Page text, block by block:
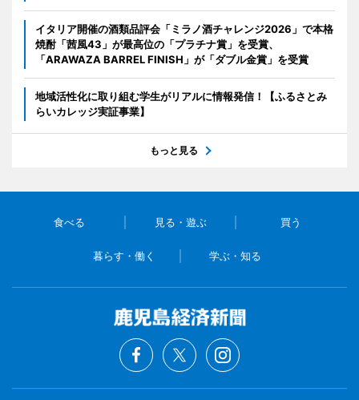
イタリア開催の酒類品評会「ミラノ酒チャレンジ2026」で本格
焼酎「茜風43」が最高位の「プラチナ賞」を受賞、
「ARAWAZA BARREL FINISH」が「ダブル金賞」を受賞
地域活性化に取り組む学生がリアルに情報発信！【ふるさとみ
らいカレッジ実証事業】
もっと見る
食べる 見る・遊ぶ 買う
暮らす・働く 学ぶ・知る